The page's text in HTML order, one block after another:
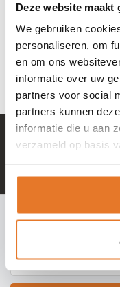
Deze website maakt
We gebruiken
personaliseren, om
en om ons
informatie over uw
partners voor social
partners kunnen
informatie die u aan
verzameld op basis
met staalkabel
9,95
NIET OP VOORRAAD
+ 100.000 tevreden
INSCHRIJVEN
Meld je nu aan voor